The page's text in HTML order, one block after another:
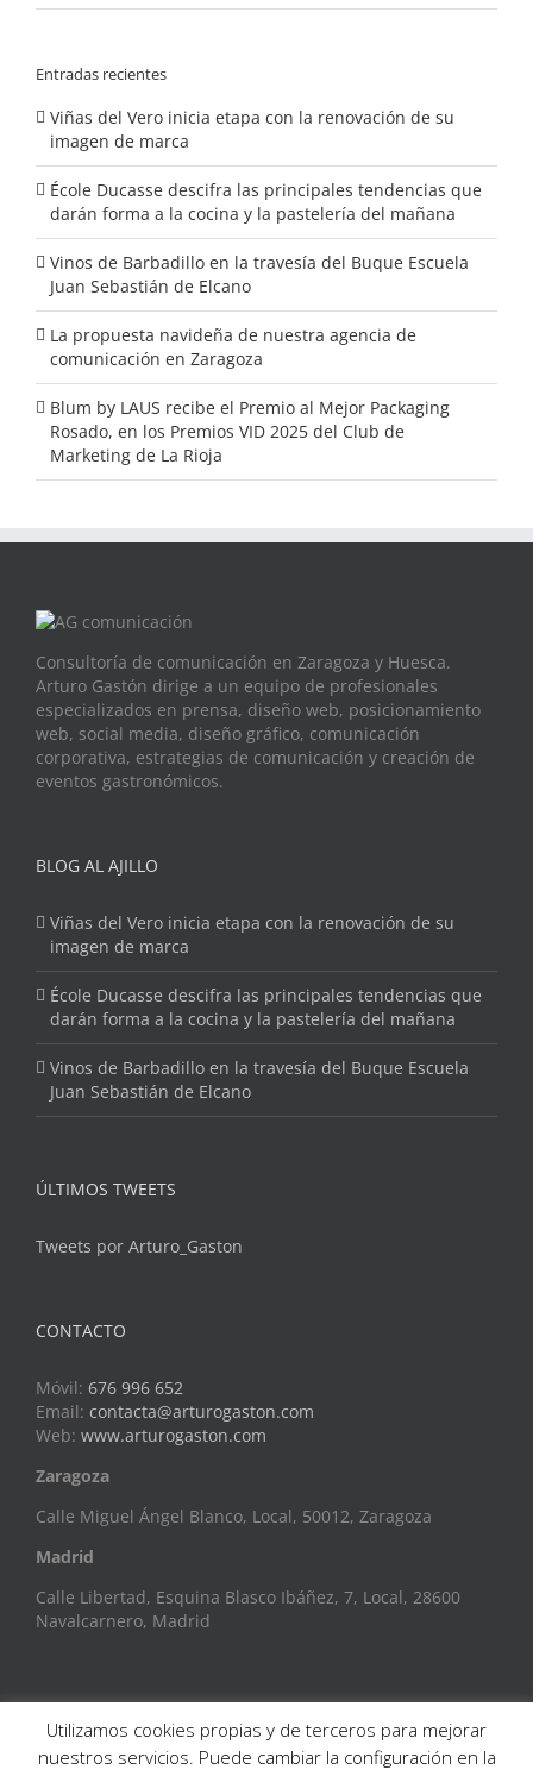
Entradas recientes
Viñas del Vero inicia etapa con la renovación de su
imagen de marca
École Ducasse descifra las principales tendencias que
darán forma a la cocina y la pastelería del mañana
Vinos de Barbadillo en la travesía del Buque Escuela
Juan Sebastián de Elcano
La propuesta navideña de nuestra agencia de
comunicación en Zaragoza
Blum by LAUS recibe el Premio al Mejor Packaging
Rosado, en los Premios VID 2025 del Club de
Marketing de La Rioja
Consultoría de comunicación en Zaragoza y Huesca.
Arturo Gastón dirige a un equipo de profesionales
especializados en prensa, diseño web, posicionamiento
web, social media, diseño gráfico, comunicación
corporativa, estrategias de comunicación y creación de
eventos gastronómicos.
BLOG AL AJILLO
Viñas del Vero inicia etapa con la renovación de su
imagen de marca
École Ducasse descifra las principales tendencias que
darán forma a la cocina y la pastelería del mañana
Vinos de Barbadillo en la travesía del Buque Escuela
Juan Sebastián de Elcano
ÚLTIMOS TWEETS
Tweets por Arturo_Gaston
CONTACTO
Móvil: 676 996 652
Email: contacta@arturogaston.com
Web: www.arturogaston.com
Zaragoza
Calle Miguel Ángel Blanco, Local, 50012, Zaragoza
Madrid
Calle Libertad, Esquina Blasco Ibáñez, 7, Local, 28600
Navalcarnero, Madrid
Utilizamos cookies propias y de terceros para mejorar
nuestros servicios. Puede cambiar la configuración en la